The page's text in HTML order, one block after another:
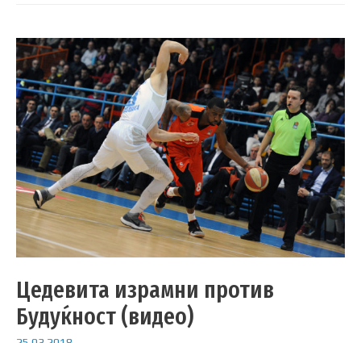
Цедевита израмни против
Будуќност (видео)